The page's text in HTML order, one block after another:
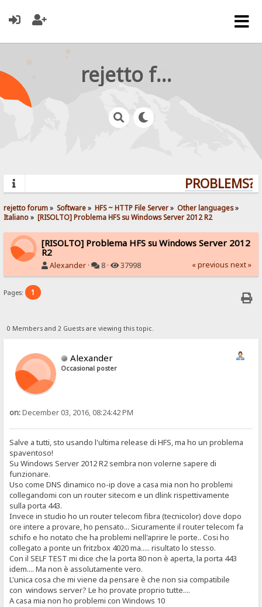
rejetto forum
PROBLEMS?
rejetto forum» Software» HFS ~ HTTP File Server» Other languages»
Italiano» [RISOLTO] Problema HFS su Windows Server 2012 R2
[RISOLTO] Problema HFS su Windows Server 2012
R2
Alexander · 8 · 37998 « previous next »
Pages: 1
0 Members and 2 Guests are viewing this topic.
Alexander
Occasional poster
on:December 03, 2016, 08:24:42 PM
Salve a tutti, sto usando l'ultima release di HFS, ma ho un problema
spaventoso!
Su Windows Server 2012 R2 sembra non volerne sapere di
funzionare.
Uso come DNS dinamico no-ip dove a casa mia non ho problemi
collegandomi con un router sitecom e un dlink rispettivamente
sulla porta 443.
Invece in studio ho un router telecom fibra (tecnicolor) dove dopo
ore intere a provare, ho pensato... Sicuramente il router telecom fa
schifo e ho notato che ha problemi nell'aprire le porte.. Cosi ho
collegato a ponte un fritzbox 4020 ma..... risultato lo stesso.
Con il SELF TEST mi dice che la porta 80 non è aperta, la porta 443
idem.... Ma non è assolutamente vero.
L'unica cosa che mi viene da pensare è che non sia compatibile
con windows server? Le ho provate proprio tutte....
A casa mia non ho problemi con Windows 10